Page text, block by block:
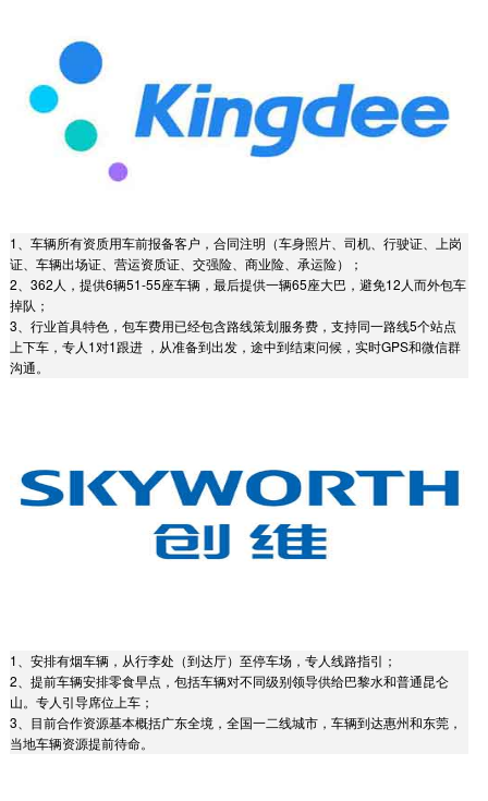
1、车辆所有资质用车前报备客户，合同注明（车身照片、司机、行驶证、上岗
证、车辆出场证、营运资质证、交强险、商业险、承运险）；
2、362人，提供6辆51-55座车辆，最后提供一辆65座大巴，避免12人而外包车
掉队；
3、行业首具特色，包车费用已经包含路线策划服务费，支持同一路线5个站点
上下车，专人1对1跟进 ，从准备到出发，途中到结束问候，实时GPS和微信群
沟通。
1、安排有烟车辆，从行李处（到达厅）至停车场，专人线路指引；
2、提前车辆安排零食早点，包括车辆对不同级别领导供给巴黎水和普通昆仑
山。专人引导席位上车；
3、目前合作资源基本概括广东全境，全国一二线城市，车辆到达惠州和东莞，
当地车辆资源提前待命。
宗泰产业园地铁接驳与园区接驳